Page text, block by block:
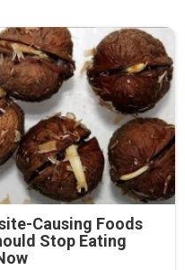
Causing Foods
Stop Eating